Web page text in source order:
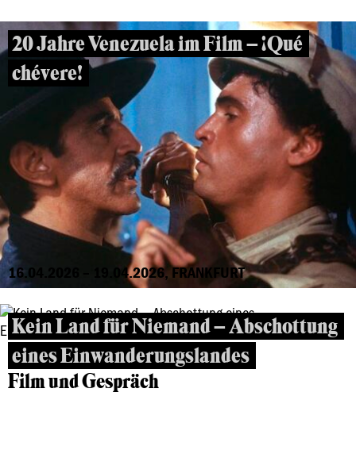
20 Jahre Venezuela im Film – ¡Qué
chévere!
16.04.2026 – 19.04.2026, FRANKFURT
Kein Land für Niemand – Abschottung
eines Einwanderungslandes
Film und Gespräch